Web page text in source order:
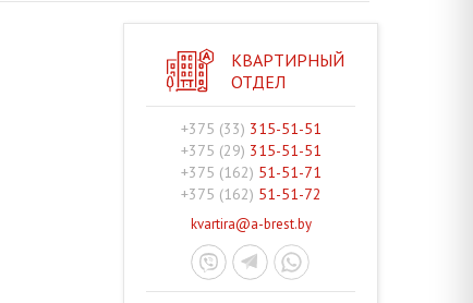
КВАРТИРНЫЙ
ОТДЕЛ
+375 (33) 315-51-51
+375 (29) 315-51-51
+375 (162) 51-51-71
+375 (162) 51-51-72
kvartira@a-brest.by